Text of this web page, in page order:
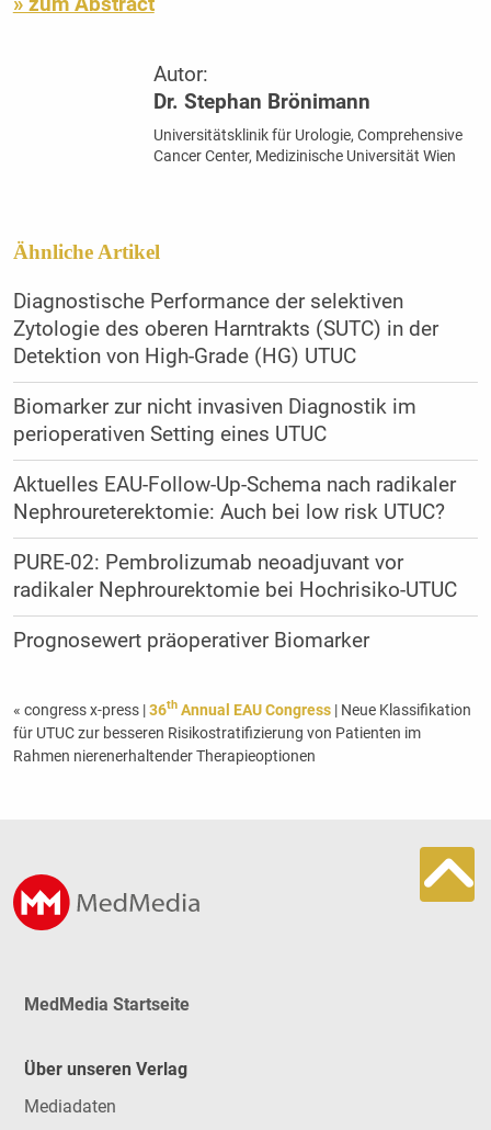
Autor:
Dr. Stephan Brönimann
Universitätsklinik für Urologie, Comprehensive
Cancer Center, Medizinische Universität Wien
Ähnliche Artikel
Diagnostische Performance der selektiven
Zytologie des oberen Harntrakts (SUTC) in der
Detektion von High-Grade (HG) UTUC
Biomarker zur nicht invasiven Diagnostik im
perioperativen Setting eines UTUC
Aktuelles EAU-Follow-Up-Schema nach radikaler
Nephroureterektomie: Auch bei low risk UTUC?
PURE-02: Pembrolizumab neoadjuvant vor
radikaler Nephrourektomie bei Hochrisiko-UTUC
Prognosewert präoperativer Biomarker
« congress x-press |36thAnnual EAU Congress| Neue Klassifikation
für UTUC zur besseren Risikostratifizierung von Patienten im
Rahmen nierenerhaltender Therapieoptionen
MedMedia Startseite
Über unseren Verlag
Mediadaten